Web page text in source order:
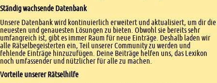
Ständig wachsende Datenbank
Unsere Datenbank wird kontinuierlich erweitert und aktualisiert, um dir die
neuesten und genauesten Lösungen zu bieten. Obwohl sie bereits sehr
umfangreich ist, gibt es immer Raum für neue Einträge. Deshalb laden wir
alle Rätselbegeisterten ein, Teil unserer Community zu werden und
fehlende Einträge hinzuzufügen. Deine Beiträge helfen uns, das Lexikon
noch umfassender und nützlicher für alle zu machen.
Vorteile unserer Rätselhilfe